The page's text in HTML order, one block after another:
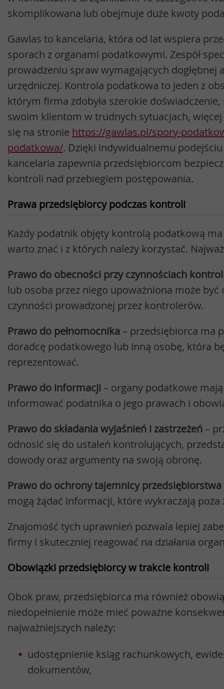
skomplikowana lub obejmuje duże kwoty
Gawlas to kancelaria, która od lat wspiera
sporach z organami podatkowymi. Zespół
prowadzeniu spraw wymagających dogłębnej
urzędniczej. Kontrola podatkowa to jeden z
którym firma zdobyła szerokie
swoim klientom w trudnych sytuacjach,
się na stronie https://gawlas.pl/spory-
podatkowa/. Dzięki indywidualnemu
kancelaria zapewnia przedsiębiorcom
kontroli nad przebiegiem postępowania.
Prawa przedsiębiorcy podczas kontroli
Każdy podatnik objęty kontrolą podatkową
warto znać i z których należy korzystać.
Prawo do obecności przy czynnościach
lub osoba przez niego upoważniona może być
czynności prowadzonej przez kontrolerów.
Prawo do pełnomocnika – przedsiębiorca ma
doradcę podatkowego lub inną osobę, która
reprezentować.
Prawo do informacji – organy podatkowe
informować podatnika o jego prawach i
Prawo do składania wyjaśnień i zastrzeżeń –
odnosić się do ustaleń kontrolujących,
dowody oraz argumenty na swoją obronę.
Prawo do ochrony tajemnicy przedsiębiorstwa
mogą żądać informacji, które wykraczają
Znajomość tych uprawnień pozwala lepiej
firmy i skuteczniej reagować na działania
Obowiązki przedsiębiorcy w trakcie kontroli
Obok praw, przedsiębiorca ma również
niedopełnienie może mieć poważne
najważniejszych należy:
udostępnienie ksiąg rachunkowych,
dokumentów,